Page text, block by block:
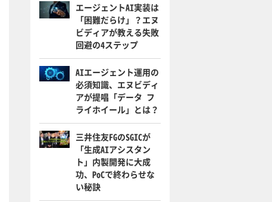
エージェントAI実装は
「困難だらけ」？エヌ
ビディアが教える失敗
回避の4ステップ
AIエージェント運用の
必須知識、エヌビディ
アが提唱「データ フ
ライホイール」とは？
三井住友FGのSGICが
「生成AIアシスタン
ト」内製開発に大成
功、PoCで終わらせな
い秘訣